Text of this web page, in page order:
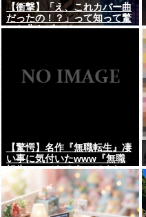
【衝撃】「え、これカバー曲
だったの！？」って知って驚
いた曲あげてけ
【驚愕】名作『無職転生』凄
い事に気付いたwww『無職
転生』ってなろうっぽくない
からおすすめって言われたか
ら見たのだけど…もしかし
て…